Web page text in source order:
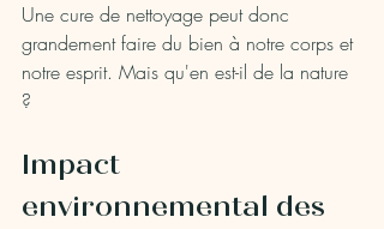
Une cure de nettoyage peut donc
grandement faire du bien à notre corps et
notre esprit. Mais qu'en est-il de la nature
?
Impact
environnemental des